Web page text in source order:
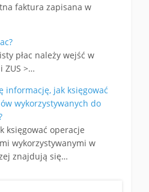
faktura zapisana w
płac należy wejść w
i ZUS >…
informację, jak księgować
wykorzystywanych do
księgować operacje
wykorzystywanymi w
znajdują się…